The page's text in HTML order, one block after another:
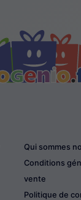
Qui sommes
Conditions
vente
Politique de